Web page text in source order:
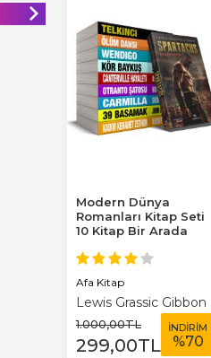
Modern Dünya
Romanları Kitap Seti
10 Kitap Bir Arada
Afa Kitap
Lewis Grassic Gibbon
1.000,00TL
299,00TL
İNDİRİM
%70